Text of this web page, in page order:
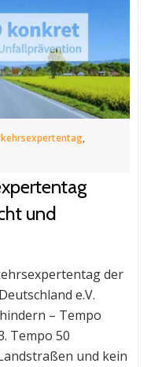
,
und
der
e.V.
– Tempo
Tempo 50
und kein